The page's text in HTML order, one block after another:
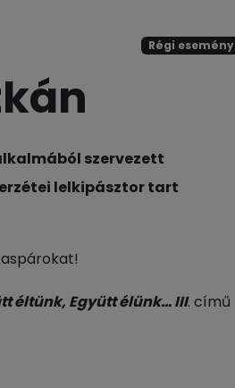
Régi esemény
szervezett
lelkipásztor tart
éltünk, Együtt élünk… III. című